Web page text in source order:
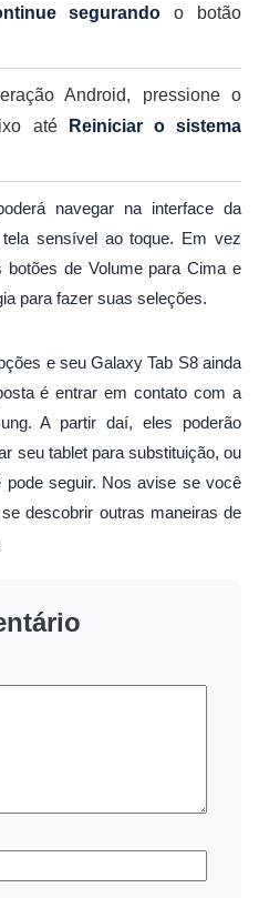
segurando o botão
Android, pressione o
até
Reiniciar o sistema
navegar na interface da
sensível ao toque. Em vez
de Volume para Cima e
para fazer suas seleções.
e seu Galaxy Tab S8 ainda
é entrar em contato com a
A partir daí, eles poderão
seu tablet para substituição, ou
seguir. Nos avise se você
descobrir outras maneiras de